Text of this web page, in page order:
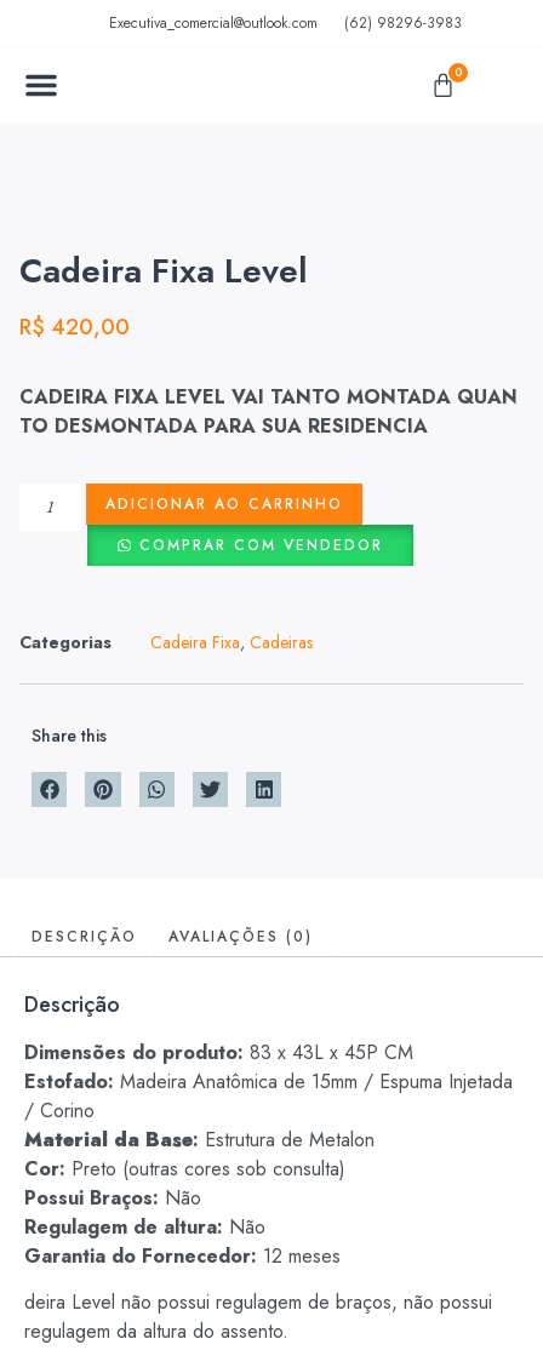
Executiva_comercial@outlook.com (62) 98296-3983
0
Cadeira Fixa Level
R$ 420,00
CADEIRA FIXA LEVEL VAI TANTO MONTADA QUAN
TO DESMONTADA PARA SUA RESIDENCIA
ADICIONAR AO CARRINHO
COMPRAR COM VENDEDOR
Categorias Cadeira Fixa, Cadeiras
Share this
DESCRIÇÃO AVALIAÇÕES (0)
Descrição
Dimensões do produto: 83 x 43L x 45P CM
Estofado: Madeira Anatômica de 15mm / Espuma Injetada
/ Corino
Material da Base: Estrutura de Metalon
Cor: Preto (outras cores sob consulta)
Possui Braços: Não
Regulagem de altura: Não
Garantia do Fornecedor: 12 meses
deira Level não possui regulagem de braços, não possui
regulagem da altura do assento.